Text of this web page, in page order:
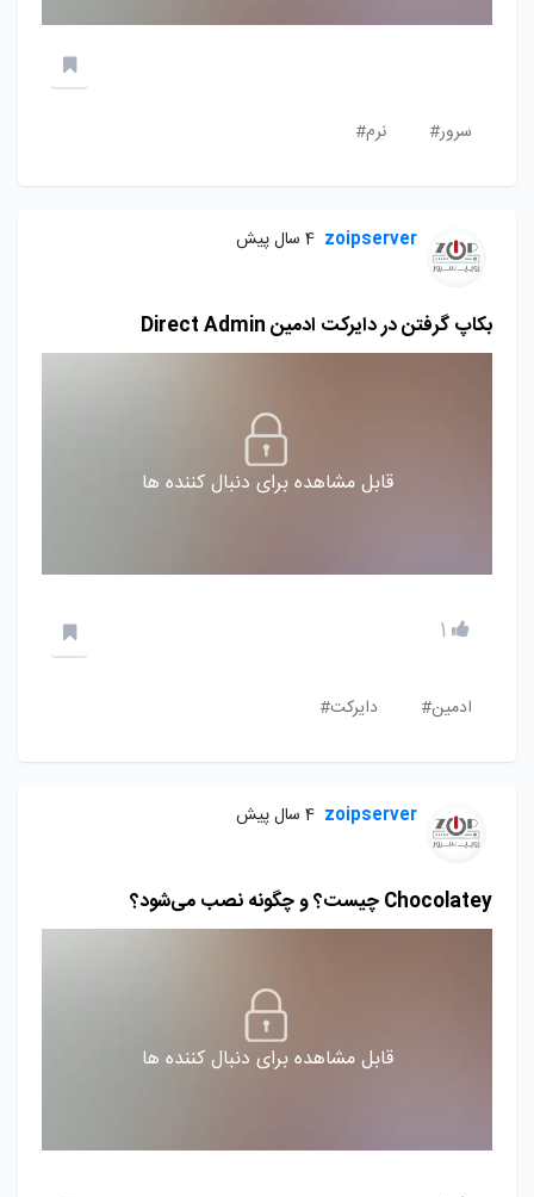
سرور# نرم#
zoipserver 4 سال پیش
بکاپ گرفتن در دایرکت ادمین Direct Admin
قابل مشاهده برای دنبال کننده ها
1
ادمین# دایرکت#
zoipserver 4 سال پیش
Chocolatey چیست؟ و چگونه نصب می‌شود؟
قابل مشاهده برای دنبال کننده ها